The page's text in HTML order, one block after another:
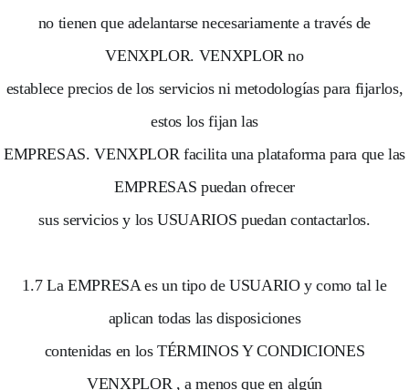
no tienen que adelantarse necesariamente a través de
VENXPLOR. VENXPLOR no
establece precios de los servicios ni metodologías para fijarlos,
estos los fijan las
EMPRESAS. VENXPLOR facilita una plataforma para que las
EMPRESAS puedan ofrecer
sus servicios y los USUARIOS puedan contactarlos.
1.7 La EMPRESA es un tipo de USUARIO y como tal le
aplican todas las disposiciones
contenidas en los TÉRMINOS Y CONDICIONES
VENXPLOR , a menos que en algún